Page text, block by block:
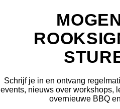
Schrijf je in en ontvang
events, nieuws over workshops,
overnieuwe BBQ